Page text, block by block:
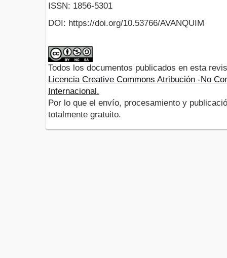
ISSN: 1856-5301
DOI: https://doi.org/10.53766/AVANQUIM
Todos los documentos publicados en esta
Licencia Creative Commons Atribución -No
Internacional.
Por lo que el envío, procesamiento y
totalmente gratuito.